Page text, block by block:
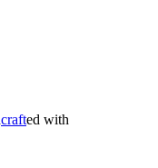
crafted with